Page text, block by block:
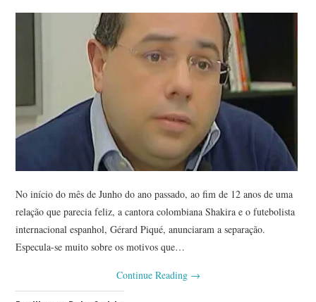
No início do mês de Junho do ano passado, ao fim de 12 anos de uma
relação que parecia feliz, a cantora colombiana Shakira e o futebolista
internacional espanhol, Gérard Piqué, anunciaram a separação.
Especula-se muito sobre os motivos que…
Continue Reading →